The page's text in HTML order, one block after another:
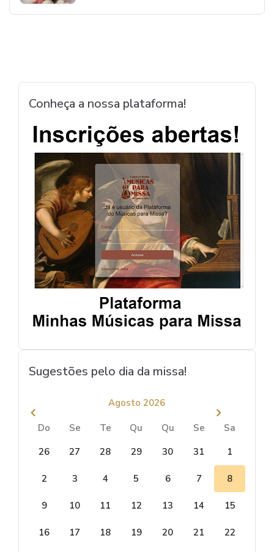
Conheça a nossa plataforma!
Sugestões pelo dia da missa!
Agosto 2026
Do Se Te Qu Qu Se
Sa
26
27 28 29 30 31 1
2 3 4 5 6 7 8
9 10 11 12 13 14 15
16 17 18 19 20 21 22